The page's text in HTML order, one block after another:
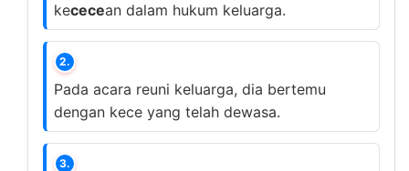
kececean dalam hukum keluarga.
2.
Pada acara reuni keluarga, dia bertemu
dengan kece yang telah dewasa.
3.